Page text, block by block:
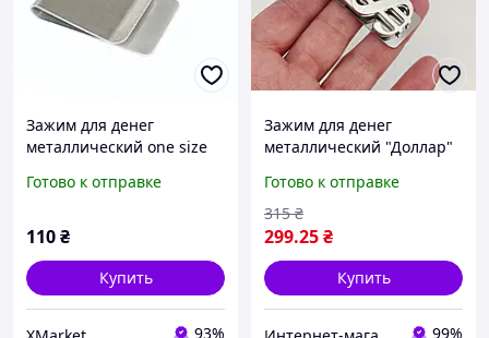
Зажим для денег
металлический one size
Готово к отправке
110₴
Купить
93%
Зажим для денег
металлический "Доллар"
Готово к отправке
299.25₴
315 ₴
Купить
99%